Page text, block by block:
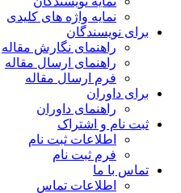
نمایه واژه های کلیدی
برای نویسندگان
راهنمای نگارش مقاله
راهنمای ارسال مقاله
فرم ارسال مقاله
برای داوران
راهنمای داوران
ثبت نام و اشتراک
اطلاعات ثبت نام
فرم ثبت نام
تماس با ما
اطلاعات تماس